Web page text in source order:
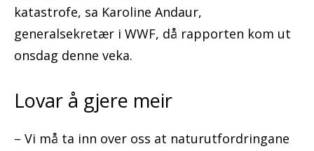
katastrofe, sa Karoline Andaur,
generalsekretær i WWF, då rapporten kom ut
onsdag denne veka.
Lovar å gjere meir
– Vi må ta inn over oss at naturutfordringane